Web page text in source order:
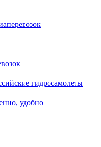
гидросамолеты
удобно